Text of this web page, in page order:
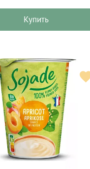
Купить